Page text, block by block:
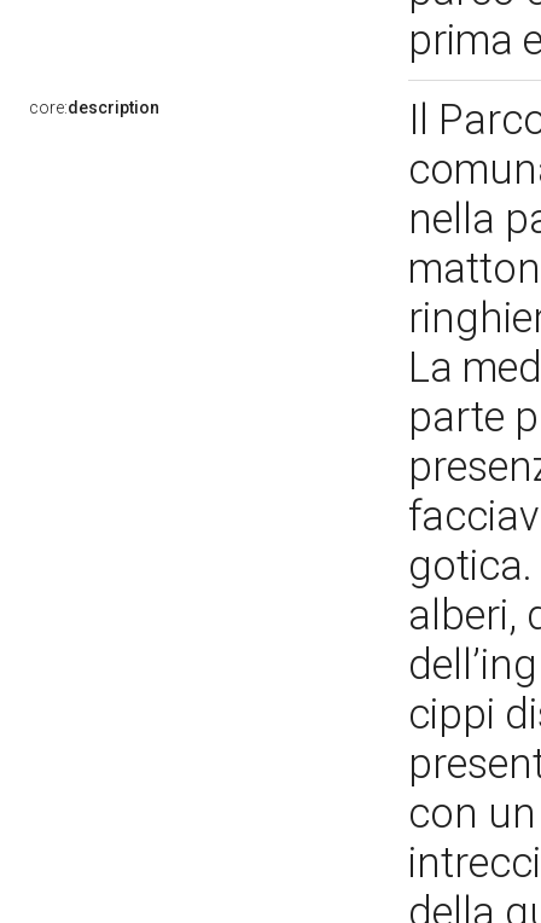
prima
core:description
Il
nella
La
parte
alberi,
cippi
con
della